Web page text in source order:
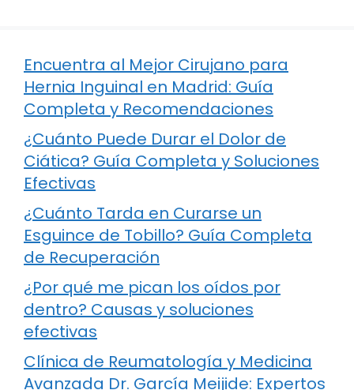
Encuentra al Mejor Cirujano para
Hernia Inguinal en Madrid: Guía
Completa y Recomendaciones
¿Cuánto Puede Durar el Dolor de
Ciática? Guía Completa y Soluciones
Efectivas
¿Cuánto Tarda en Curarse un
Esguince de Tobillo? Guía Completa
de Recuperación
¿Por qué me pican los oídos por
dentro? Causas y soluciones
efectivas
Clínica de Reumatología y Medicina
Avanzada Dr. García Meijide: Expertos